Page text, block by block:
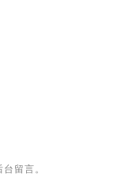
留言。